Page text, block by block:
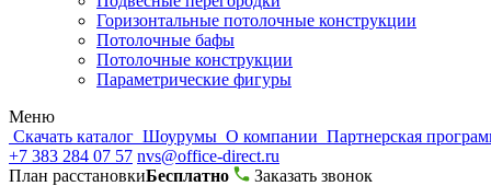
Горизонтальные потолочные конструкции
Потолочные бафы
Потолочные конструкции
Параметрические фигуры
Меню
Скачать каталог Шоурумы О компании Партнерская
+7 383 284 07 57 nvs@office-direct.ru
План расстановкиБесплатно
Заказать звонок